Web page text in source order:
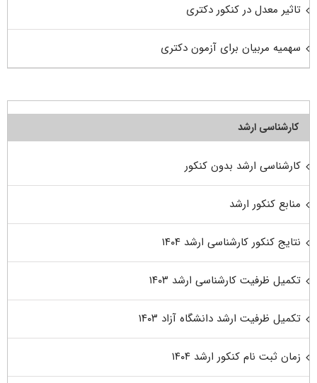
تاثیر معدل در کنکور دکتری
سهمیه مربیان برای آزمون دکتری
کارشناسی ارشد
کارشناسی ارشد بدون کنکور
منابع کنکور ارشد
نتایج کنکور کارشناسی ارشد ۱۴۰۴
تکمیل ظرفیت کارشناسی ارشد ۱۴۰۳
تکمیل ظرفیت ارشد دانشگاه آزاد ۱۴۰۳
زمان ثبت نام کنکور ارشد ۱۴۰۴